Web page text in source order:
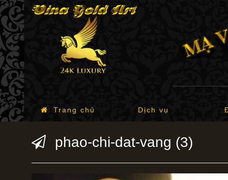
Trang chủ Dịch vụ
phao-chi-dat-vang (3)